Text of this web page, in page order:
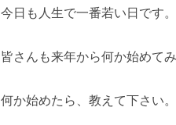
今日も人生で一番若い日です
皆さんも来年から何か始めて
何か始めたら、教えて下さい。